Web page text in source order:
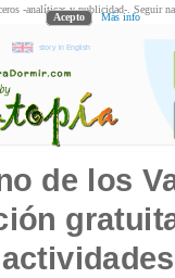
story in English
de los
-analíticas y publicidad-. Seguir
Acepto Más info